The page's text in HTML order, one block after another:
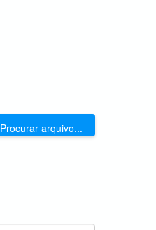
Procurar arquivo...